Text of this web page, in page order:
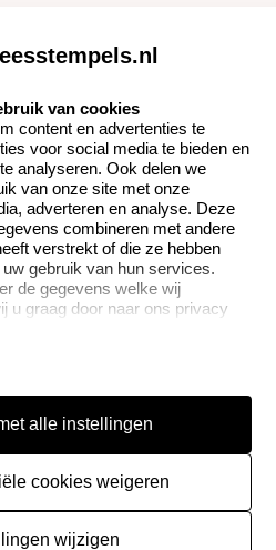
Klantenservice:
Veel gestelde vragen
Herroepingsrecht
Retourneren
disclaimer
van cookies
content en advertenties te
voor social media te bieden en
analyseren. Ook delen we
van onze site met onze
adverteren en analyse. Deze
combineren met andere
verstrekt of die ze hebben
gebruik van hun services.
de gegevens welke wij
u graag door naar ons privacy
alle instellingen
cookies weigeren
wijzigen